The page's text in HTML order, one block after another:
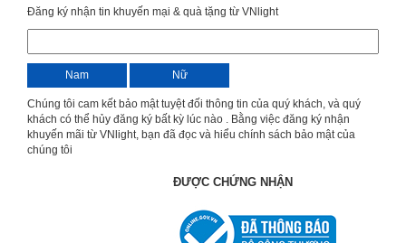
Đăng ký nhận tin khuyến mại & quà tặng từ VNlight
Nam Nữ
Chúng tôi cam kết bảo mật tuyệt đối thông tin của quý khách, và quý
khách có thể hủy đăng ký bất kỳ lúc nào . Bằng việc đăng ký nhận
khuyến mãi từ VNlight, bạn đã đọc và hiểu chính sách bảo mật của
chúng tôi
ĐƯỢC CHỨNG NHẬN